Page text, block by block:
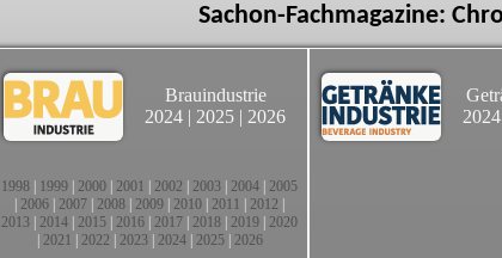
Sachon-Fachmagazine:
Brauindustrie
2024 | 2025 | 2026
1998 1999 2000 2001 2002 2003 2004 2005
2006 2007 2008 2009 2010 2011 2012
2013 2014 2015 2016 2017 2018 2019 2020
2021 2022 2023| 2024| 2025| 2026
2024